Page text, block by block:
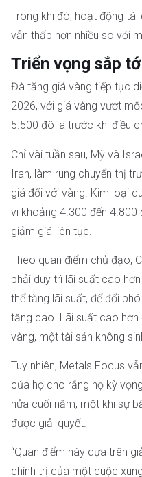
Trong khi đó, hoạt động tái
vẫn thấp hơn nhiều so với
Triển vọng sắp
Đà tăng giá vàng tiếp tục
2026, với giá vàng vượt
5.500 đô la trước khi điều
Chỉ vài tuần sau, Mỹ và
Iran, làm rung chuyển thị
giá đối với vàng. Kim loại
vi khoảng 4.300 đến 4.800
giảm giá liên tục.
Theo quan điểm chủ đạo,
phải duy trì lãi suất cao
thể tăng lãi suất, để đối
tăng cao. Lãi suất cao
vàng, một tài sản không
Tuy nhiên, Metals Focus
của họ cho rằng họ kỳ
nửa cuối năm, một khi sự
được giải quyết.
“Quan điểm này dựa trên
chính trị của một cuộc